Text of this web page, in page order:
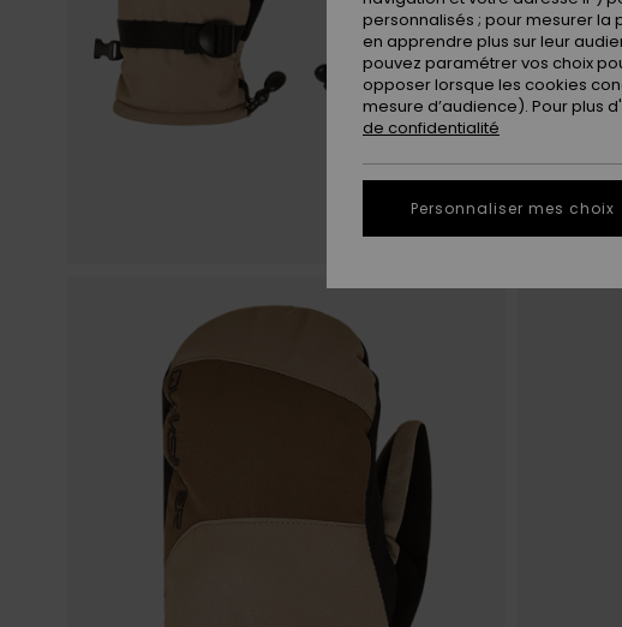
personnalisés ; pour mesurer la
en apprendre plus sur leur
pouvez paramétrer vos choix
opposer lorsque les cookies
mesure d’audience). Pour plus
de confidentialité
Personnaliser mes choix